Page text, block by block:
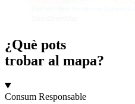
¿Què pots
trobar al mapa?
Consum Responsable